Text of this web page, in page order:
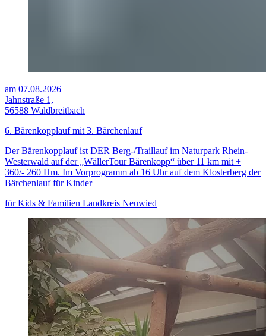
am 07.08.2026
Jahnstraße 1,
56588 Waldbreitbach
6. Bärenkopplauf mit 3. Bärchenlauf
Der Bärenkopplauf ist DER Berg-/Traillauf im Naturpark Rhein-
Westerwald auf der „WällerTour Bärenkopp“ über 11 km mit +
360/- 260 Hm. Im Vorprogramm ab 16 Uhr auf dem Klosterberg der
Bärchenlauf für Kinder
für Kids & Familien Landkreis Neuwied